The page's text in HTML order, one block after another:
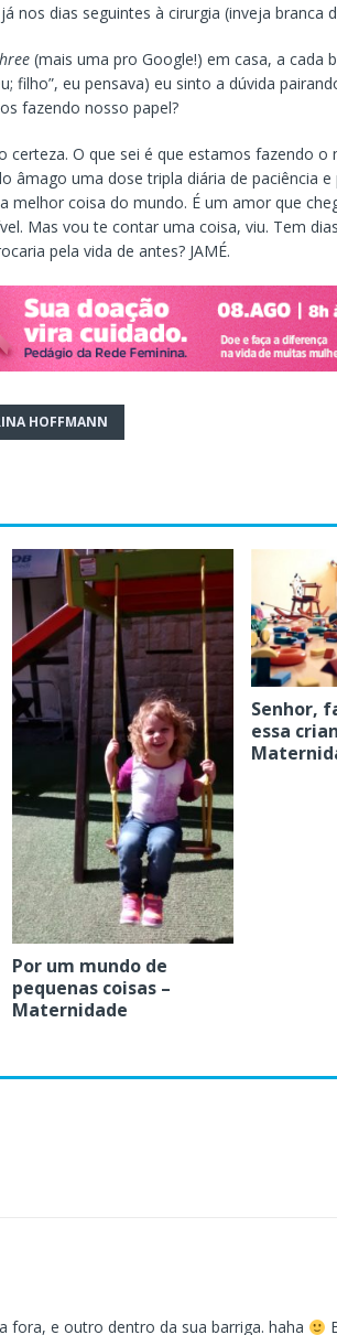
nos dias seguintes à cirurgia (inveja branca
(mais uma pro Google!) em casa, a cada
filho”, eu pensava) eu sinto a dúvida
fazendo nosso papel?
certeza. O que sei é que estamos fazendo o
âmago uma dose tripla diária de paciência e
melhor coisa do mundo. É um amor que
Mas vou te contar uma coisa, viu. Tem
pela vida de antes? JAMÉ.
HOFFMANN
Por um mundo de
pequenas coisas –
Maternidade
Senhor,
essa
fora, e outro dentro da sua barriga. haha